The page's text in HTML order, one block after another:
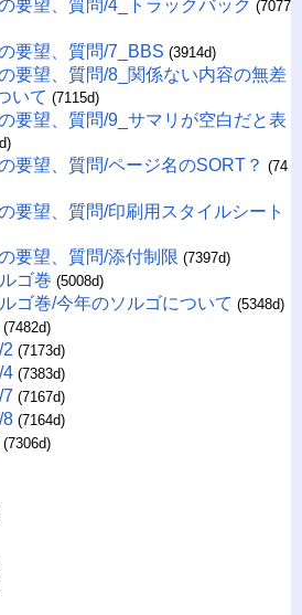
要望、質問/4_トラックバック (7077
要望、質問/7_BBS (3914d)
要望、質問/8_関係ない内容の無差
いて (7115d)
要望、質問/9_サマリが空白だと表
要望、質問/ページ名のSORT？ (74
要望、質問/印刷用スタイルシート
要望、質問/添付制限 (7397d)
ゴ巻 (5008d)
ゴ巻/今年のソルゴについて (5348d)
(7482d)
(7173d)
4 (7383d)
(7167d)
8 (7164d)
(7306d)